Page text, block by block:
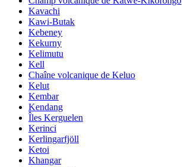
Kavachi
Kawi-Butak
Kebeney
Kekurny
Kelimutu
Kell
Chaîne volcanique de Keluo
Kelut
Kembar
Kendang
Îles Kerguelen
Kerinci
Kerlingarfjöll
Ketoi
Khangar